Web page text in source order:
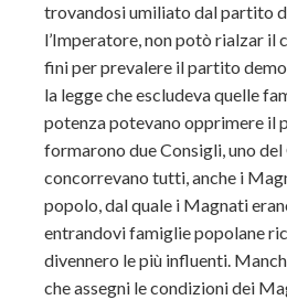
trovandosi umiliato dal partito
l’Imperatore, non potò rialzar il
fini per prevalere il partito
la legge che escludeva quelle
potenza potevano opprimere il
formarono due Consigli, uno del
concorrevano tutti, anche i
popolo, dal quale i Magnati
entrandovi famiglie popolane
divennero le più influenti.
che assegni le condizioni dei